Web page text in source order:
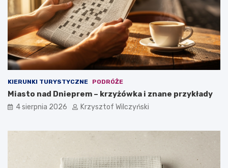
KIERUNKI TURYSTYCZNE PODRÓŻE
Miasto nad Dnieprem – krzyżówka i znane przykłady
4 sierpnia 2026 Krzysztof Wilczyński